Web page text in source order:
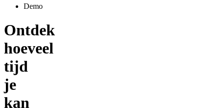
Demo
Ontdek
hoeveel
tijd
je
kan